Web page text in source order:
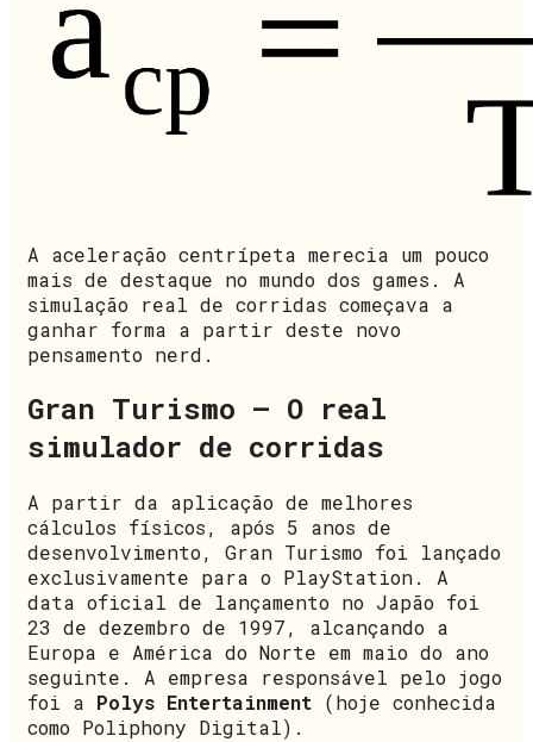
A aceleração centrípeta merecia um pouco
mais de destaque no mundo dos games. A
simulação real de corridas começava a
ganhar forma a partir deste novo
pensamento nerd.
Gran Turismo – O real
simulador de corridas
A partir da aplicação de melhores
cálculos físicos, após 5 anos de
desenvolvimento, Gran Turismo foi lançado
exclusivamente para o PlayStation. A
data oficial de lançamento no Japão foi
23 de dezembro de 1997, alcançando a
Europa e América do Norte em maio do ano
seguinte. A empresa responsável pelo jogo
foi a Polys Entertainment (hoje conhecida
como Poliphony Digital).